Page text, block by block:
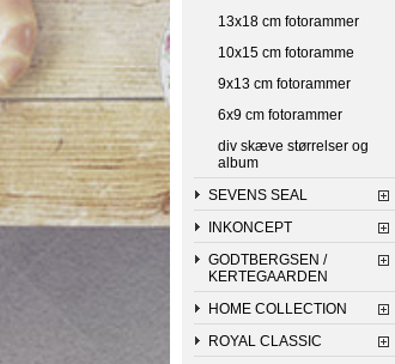
13x18 cm fotorammer
10x15 cm fotoramme
9x13 cm fotorammer
6x9 cm fotorammer
div skæve størrelser og
album
SEVENS SEAL
INKONCEPT
GODTBERGSEN /
KERTEGAARDEN
HOME COLLECTION
ROYAL CLASSIC